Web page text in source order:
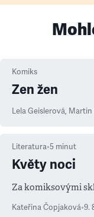
Komiks
Zen žen
Lela Geislerová, Martin
Literatura•5 minut
Květy noci
Za komiksovými
Kateřina Čopjaková•9.